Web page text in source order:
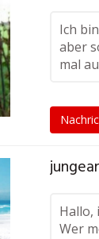
Ich
aber
mal
Hallo,
Wer